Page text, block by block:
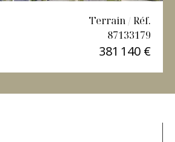
Terrain / Réf.
87133179
381 140 €